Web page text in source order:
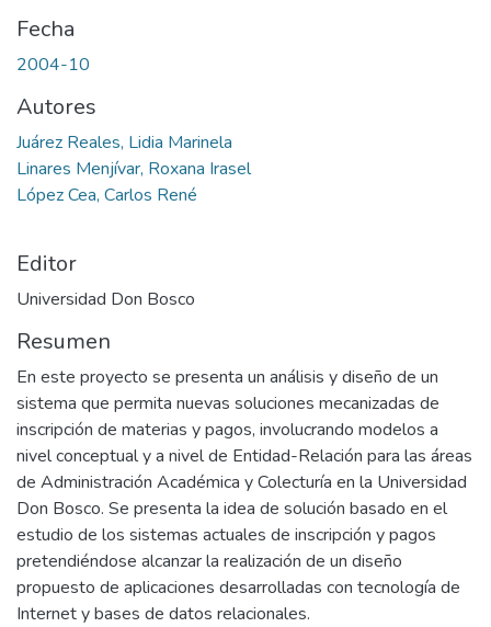
Fecha
2004-10
Autores
Juárez Reales, Lidia Marinela
Linares Menjívar, Roxana Irasel
López Cea, Carlos René
Editor
Universidad Don Bosco
Resumen
En este proyecto se presenta un análisis y diseño de un
sistema que permita nuevas soluciones mecanizadas de
inscripción de materias y pagos, involucrando modelos a
nivel conceptual y a nivel de Entidad-Relación para las áreas
de Administración Académica y Colecturía en la Universidad
Don Bosco. Se presenta la idea de solución basado en el
estudio de los sistemas actuales de inscripción y pagos
pretendiéndose alcanzar la realización de un diseño
propuesto de aplicaciones desarrolladas con tecnología de
Internet y bases de datos relacionales.